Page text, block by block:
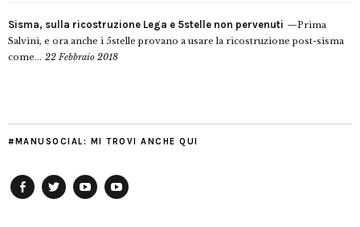
Sisma, sulla ricostruzione Lega e 5stelle non pervenuti
Prima
Salvini, e ora anche i 5stelle provano a usare la ricostruzione post-sisma
come... 22 Febbraio 2018
#MANUSOCIAL: MI TROVI ANCHE QUI